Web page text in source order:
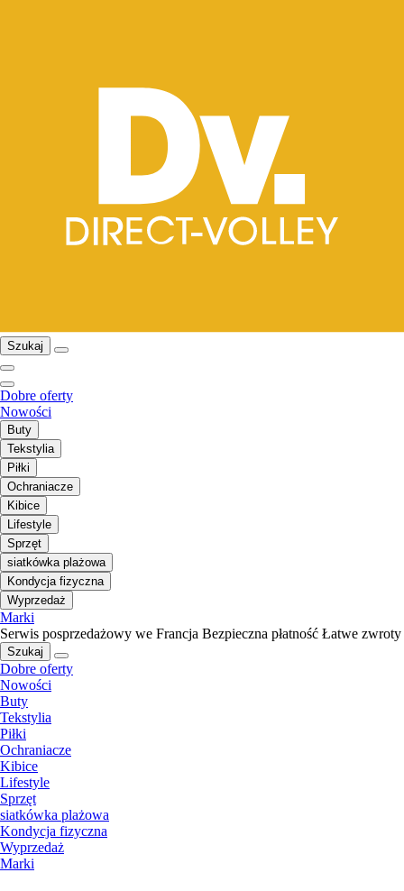
Szukaj
Dobre oferty
Nowości
Buty
Tekstylia
Piłki
Ochraniacze
Kibice
Lifestyle
Sprzęt
siatkówka plażowa
Kondycja fizyczna
Wyprzedaż
Marki
Serwis posprzedażowy we Francja Bezpieczna płatność Łatwe zwroty
Szukaj
Dobre oferty
Nowości
Buty
Tekstylia
Piłki
Ochraniacze
Kibice
Lifestyle
Sprzęt
siatkówka plażowa
Kondycja fizyczna
Wyprzedaż
Marki